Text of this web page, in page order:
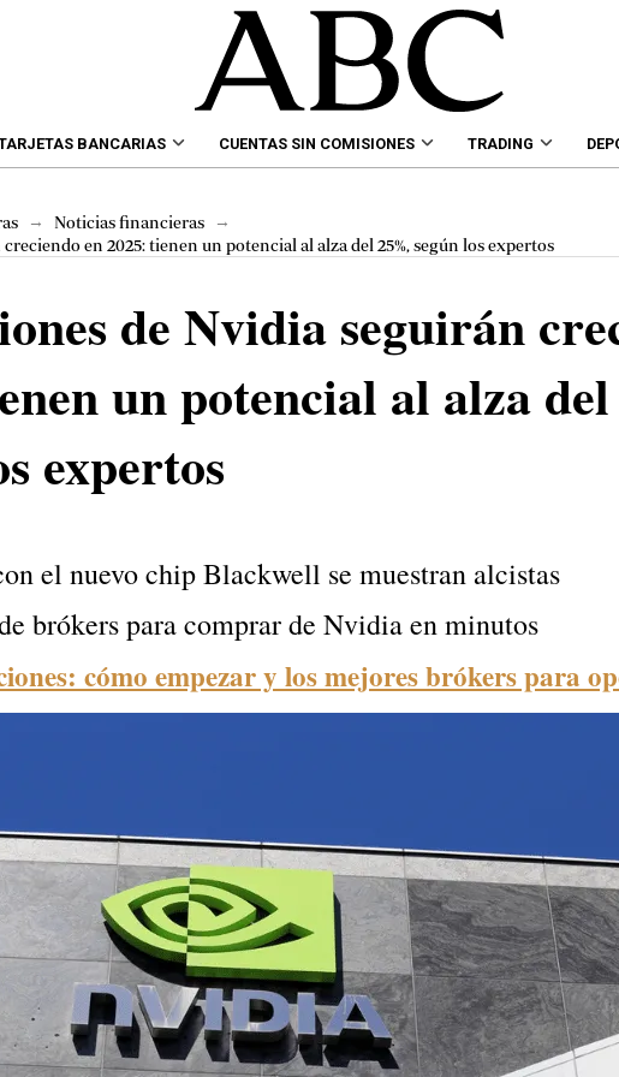
BANCARIAS CUENTAS SIN COMISIONES TRADING
→ Noticias financieras
→
en 2025: tienen un potencial al alza del 25%, según los expertos
de Nvidia seguirán
un potencial al alza
expertos
el nuevo chip Blackwell se muestran alcistas
brókers para comprar de Nvidia en minutos
cómo empezar y los mejores brókers para